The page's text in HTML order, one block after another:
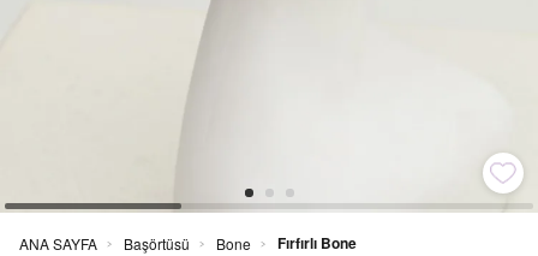
ANA SAYFA > Başörtüsü > Bone > Fırfırlı Bone